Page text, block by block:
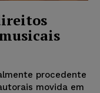
procedente
movida em